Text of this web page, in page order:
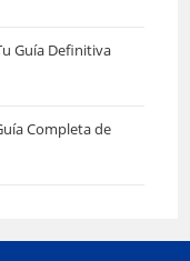
Guía Definitiva
Completa de